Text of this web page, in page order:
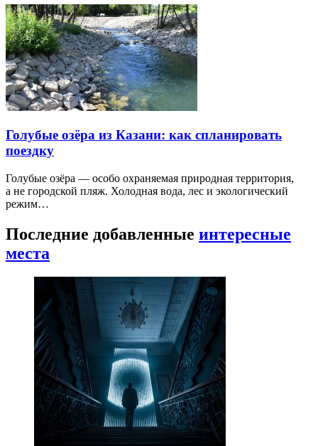
Голубые озёра из Казани: как спланировать
поездку
Голубые озёра — особо охраняемая природная территория,
а не городской пляж. Холодная вода, лес и экологический
режим…
Последние добавленные интересные
места